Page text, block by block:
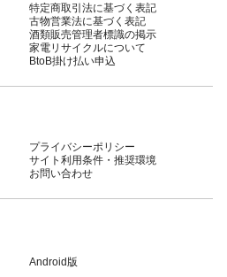
特定商取引法に基づく表記
古物営業法に基づく表記
酒類販売管理者標識の掲示
家電リサイクルについて
BtoB掛け払い申込
プライバシーポリシー
サイト利用条件・推奨環境
お問い合わせ
Android版